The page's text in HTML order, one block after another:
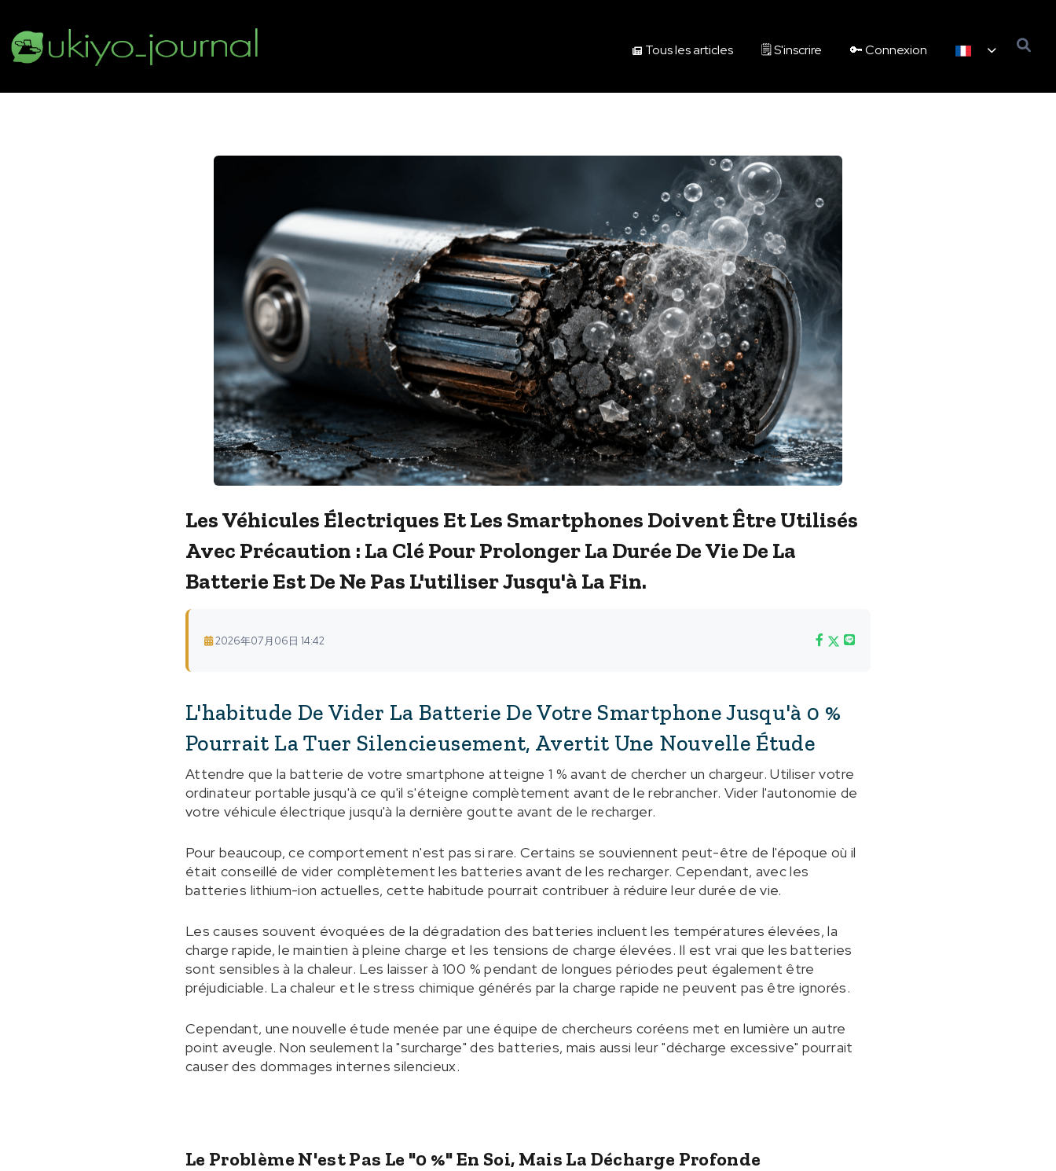
Tous les articles 🗒️ S'inscrire 🔑 Connexion
Les Véhicules Électriques Et Les Smartphones Doivent Être Utilisés
Avec Précaution : La Clé Pour Prolonger La Durée De Vie De La
Batterie Est De Ne Pas L'utiliser Jusqu'à La Fin.
2026年07月06日 14:42
L'habitude De Vider La Batterie De Votre Smartphone Jusqu'à 0 %
Pourrait La Tuer Silencieusement, Avertit Une Nouvelle Étude
Attendre que la batterie de votre smartphone atteigne 1 % avant de chercher un chargeur. Utiliser votre
ordinateur portable jusqu'à ce qu'il s'éteigne complètement avant de le rebrancher. Vider l'autonomie de
votre véhicule électrique jusqu'à la dernière goutte avant de le recharger.
Pour beaucoup, ce comportement n'est pas si rare. Certains se souviennent peut-être de l'époque où il
était conseillé de vider complètement les batteries avant de les recharger. Cependant, avec les
batteries lithium-ion actuelles, cette habitude pourrait contribuer à réduire leur durée de vie.
Les causes souvent évoquées de la dégradation des batteries incluent les températures élevées, la
charge rapide, le maintien à pleine charge et les tensions de charge élevées. Il est vrai que les batteries
sont sensibles à la chaleur. Les laisser à 100 % pendant de longues périodes peut également être
préjudiciable. La chaleur et le stress chimique générés par la charge rapide ne peuvent pas être ignorés.
Cependant, une nouvelle étude menée par une équipe de chercheurs coréens met en lumière un autre
point aveugle. Non seulement la "surcharge" des batteries, mais aussi leur "décharge excessive" pourrait
causer des dommages internes silencieux.
Le Problème N'est Pas Le "0 %" En Soi, Mais La Décharge Profonde